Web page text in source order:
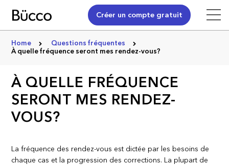
Créer un compte gratuit
Home
Questions fréquentes
À quelle fréquence seront mes rendez-vous?
À QUELLE FRÉQUENCE
SERONT MES RENDEZ-
VOUS?
La fréquence des rendez-vous est dictée par les besoins de
chaque cas et la progression des corrections. La plupart de